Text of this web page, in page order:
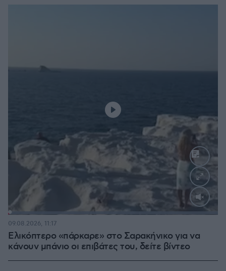
Loaded
Ελικόπτερο «πάρκαρε» στο Σαρακήνικο για να
κάνουν μπάνιο οι επιβάτες του, δείτε βίντεο
09.08.2026, 11:17